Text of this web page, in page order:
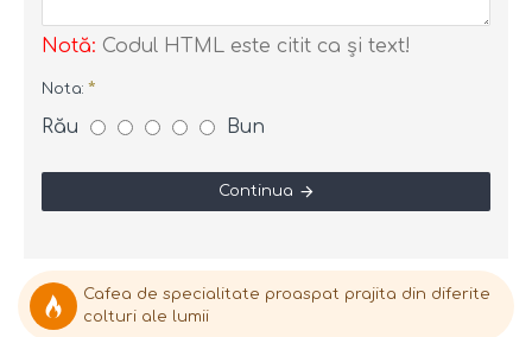
Cafea de specialitate proaspat prajita din diferite
colturi ale lumii
Notă: Codul HTML este citit ca şi text!
Nota:
Rău Bun
Continua